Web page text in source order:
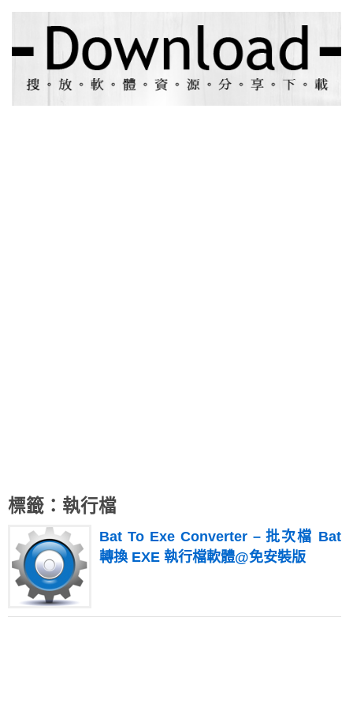
標籤：執行檔
Bat To Exe Converter – 批次檔 Bat
轉換 EXE 執行檔軟體@免安裝版